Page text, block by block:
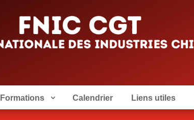
Formations Calendrier Liens utiles